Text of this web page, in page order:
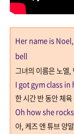
Her name is
bell
그녀의 이름은 노엘,
I got gym class
한 시간 반 동안 체
Oh how she
아, 케즈 앤 튜브 양